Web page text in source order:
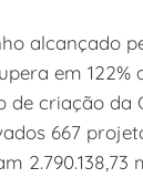
alcançado
em 122%
de criação da
667